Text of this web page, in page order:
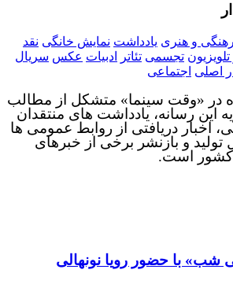
و هنری یادداشت نمایش خانگی نقد
تجسمی تئاتر ادبیات عکس سریال
اصلی اجتماعی
«وقت سینما» متشکل از مطالب
رسانه، یادداشت های منتقدان
اخبار دریافتی از روابط عمومی ها
و بازنشر برخی از خبرهای
است.
با حضور رویا نونهالی